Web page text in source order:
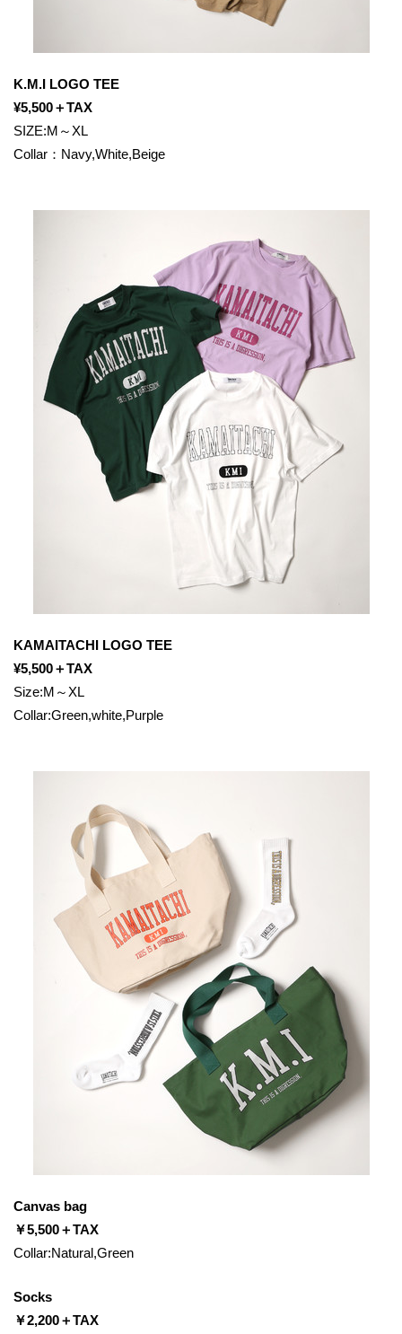
K.M.I LOGO TEE
¥5,500＋TAX
SIZE:M～XL
Collar：Navy,White,Beige
KAMAITACHI LOGO TEE
¥5,500＋TAX
Size:M～XL
Collar:Green,white,Purple
Canvas bag
￥5,500＋TAX
Collar:Natural,Green
Socks
￥2,200＋TAX